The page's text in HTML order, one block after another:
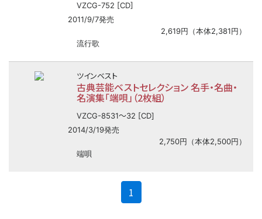
VZCG-752 [CD]
2011/9/7発売
2,619円（本体2,381円）
流行歌
ツインベスト
古典芸能ベストセレクション 名手・名曲・
名演集「端唄」（2枚組）
VZCG-8531〜32 [CD]
2014/3/19発売
2,750円（本体2,500円）
端唄
1